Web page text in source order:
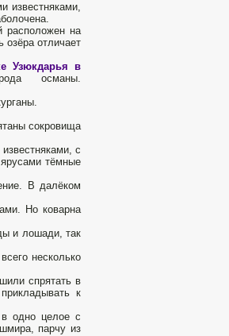
известняками,
расположен на
озёра отличает
Узюкдарья в
османы.
сокровища
с
тёмные
В далёком
Но коварна
и лошади, так
несколько
спрятать в
к
одно целое с
парчу из